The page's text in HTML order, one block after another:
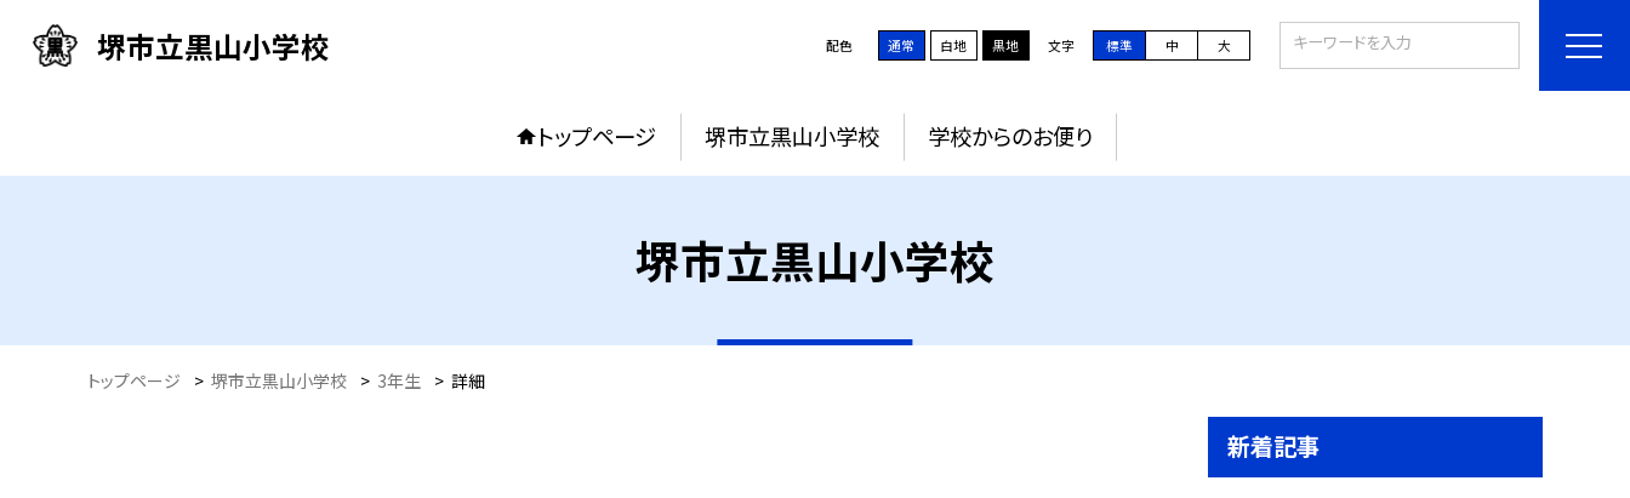
堺市立黒山小学校 配色 通常 白地 黒地 文字 標準 中 大
トップページ 堺市立黒山小学校 学校からのお便り
堺市立黒山小学校
トップページ > 堺市立黒山小学校 > 3年生 > 詳細
新着記事